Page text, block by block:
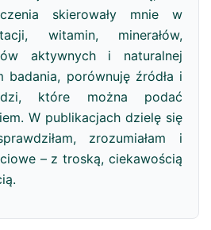
skierowały mnie w
witamin, minerałów,
aktywnych i naturalnej
badania, porównuję źródła i
które można podać
W publikacjach dzielę się
zrozumiałam i
– z troską, ciekawością